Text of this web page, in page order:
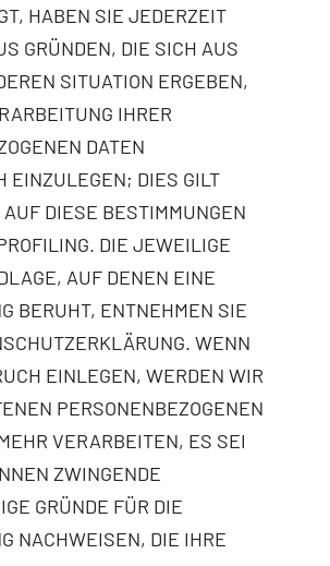
HABEN SIE JEDERZEIT
GRÜNDEN, DIE SICH AUS
SITUATION ERGEBEN,
IHRER
DATEN
EINZULEGEN; DIES GILT
DIESE BESTIMMUNGEN
DIE JEWEILIGE
AUF DENEN EINE
BERUHT, ENTNEHMEN SIE
WENN
EINLEGEN, WERDEN WIR
PERSONENBEZOGENEN
VERARBEITEN, ES SEI
ZWINGENDE
GRÜNDE FÜR DIE
NACHWEISEN, DIE IHRE